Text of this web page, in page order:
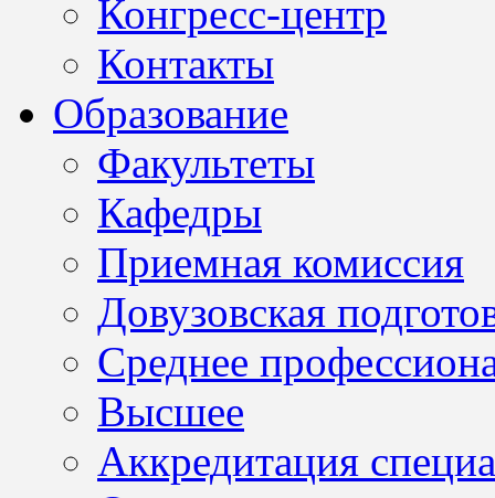
Конгресс-центр
Контакты
Образование
Факультеты
Кафедры
Приемная комиссия
Довузовская
Среднее
Высшее
Аккредитация